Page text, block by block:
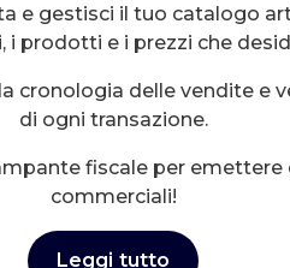
e gestisci il tuo catalogo
i prodotti e i prezzi che
cronologia delle vendite e
di ogni transazione.
fiscale per
commerciali!
Leggi tutto